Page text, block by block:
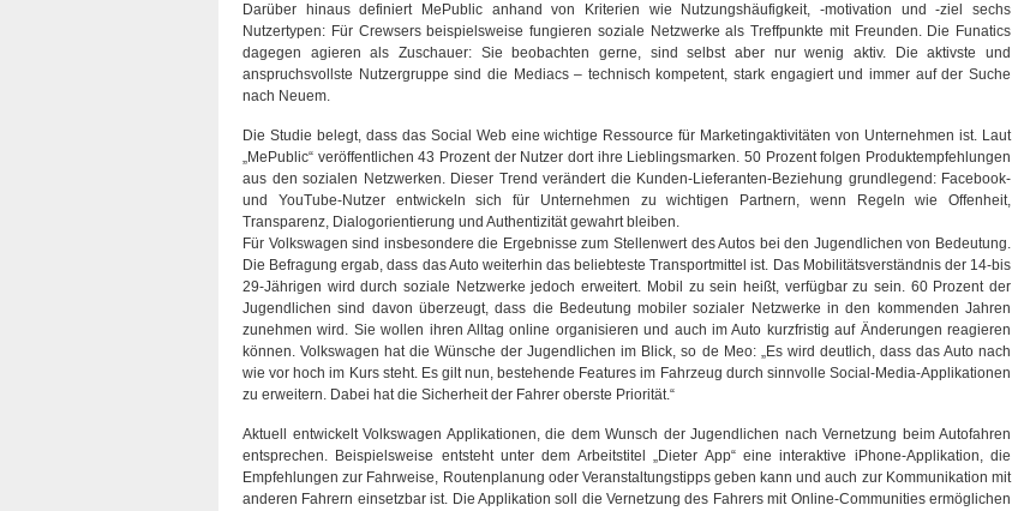
Darüber hinaus definiert MePublic anhand von Kriterien wie Nutzungshäufigkeit, -motivation und -ziel sechs
Nutzertypen: Für Crewsers beispielsweise fungieren soziale Netzwerke als Treffpunkte mit Freunden. Die Funatics
dagegen agieren als Zuschauer: Sie beobachten gerne, sind selbst aber nur wenig aktiv. Die aktivste und
anspruchsvollste Nutzergruppe sind die Mediacs – technisch kompetent, stark engagiert und immer auf der Suche
nach Neuem.
Die Studie belegt, dass das Social Web eine wichtige Ressource für Marketingaktivitäten von Unternehmen ist. Laut
„MePublic“ veröffentlichen 43 Prozent der Nutzer dort ihre Lieblingsmarken. 50 Prozent folgen Produktempfehlungen
aus den sozialen Netzwerken. Dieser Trend verändert die Kunden-Lieferanten-Beziehung grundlegend: Facebook-
und YouTube-Nutzer entwickeln sich für Unternehmen zu wichtigen Partnern, wenn Regeln wie Offenheit,
Transparenz, Dialogorientierung und Authentizität gewahrt bleiben.
Für Volkswagen sind insbesondere die Ergebnisse zum Stellenwert des Autos bei den Jugendlichen von Bedeutung.
Die Befragung ergab, dass das Auto weiterhin das beliebteste Transportmittel ist. Das Mobilitätsverständnis der 14-bis
29-Jährigen wird durch soziale Netzwerke jedoch erweitert. Mobil zu sein heißt, verfügbar zu sein. 60 Prozent der
Jugendlichen sind davon überzeugt, dass die Bedeutung mobiler sozialer Netzwerke in den kommenden Jahren
zunehmen wird. Sie wollen ihren Alltag online organisieren und auch im Auto kurzfristig auf Änderungen reagieren
können. Volkswagen hat die Wünsche der Jugendlichen im Blick, so de Meo: „Es wird deutlich, dass das Auto nach
wie vor hoch im Kurs steht. Es gilt nun, bestehende Features im Fahrzeug durch sinnvolle Social-Media-Applikationen
zu erweitern. Dabei hat die Sicherheit der Fahrer oberste Priorität.“
Aktuell entwickelt Volkswagen Applikationen, die dem Wunsch der Jugendlichen nach Vernetzung beim Autofahren
entsprechen. Beispielsweise entsteht unter dem Arbeitstitel „Dieter App“ eine interaktive iPhone-Applikation, die
Empfehlungen zur Fahrweise, Routenplanung oder Veranstaltungstipps geben kann und auch zur Kommunikation mit
anderen Fahrern einsetzbar ist. Die Applikation soll die Vernetzung des Fahrers mit Online-Communities ermöglichen